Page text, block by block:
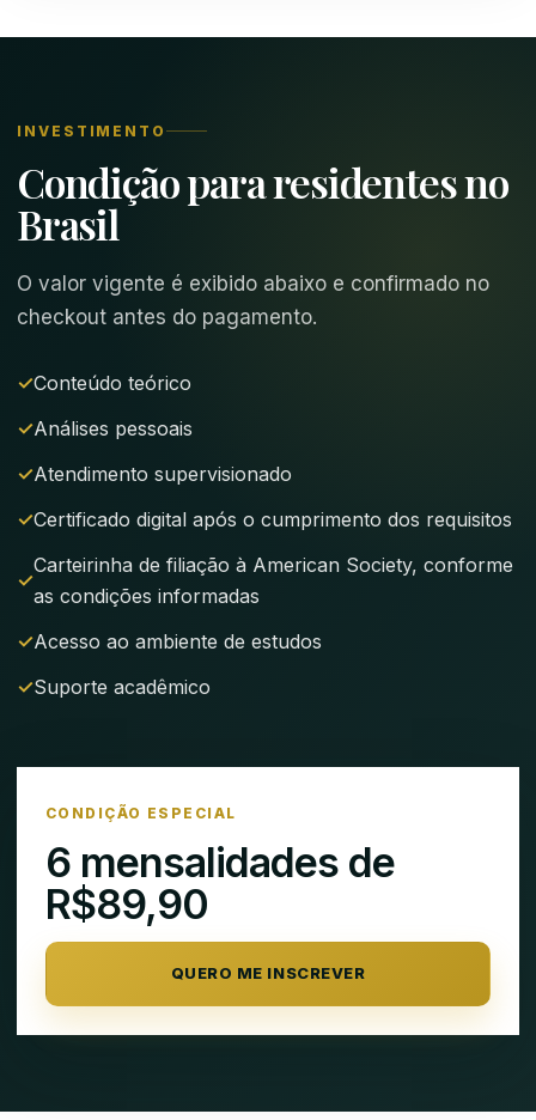
INVESTIMENTO
Condição para residentes no
Brasil
O valor vigente é exibido abaixo e confirmado no
checkout antes do pagamento.
Conteúdo teórico
Análises pessoais
Atendimento supervisionado
Certificado digital após o cumprimento dos requisitos
Carteirinha de filiação à American Society, conforme
as condições informadas
Acesso ao ambiente de estudos
Suporte acadêmico
CONDIÇÃO ESPECIAL
6 mensalidades de
R$89,90
QUERO ME INSCREVER